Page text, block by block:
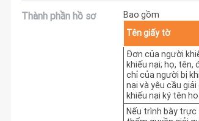
Thành phần hồ sơ
Bao gồm
Tên giấy tờ
Đơn của người
khiếu nại; họ, tên,
chỉ của người bị
nại và yêu cầu
khiếu nại ký tên
Nếu trình bày trực